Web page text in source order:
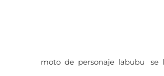
moto de personaje labubu se